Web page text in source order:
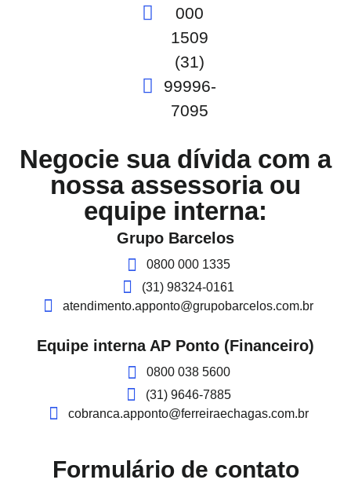
000
1509
(31)
99996-
7095
Negocie sua dívida com a
nossa assessoria ou
equipe interna:
Grupo Barcelos
0800 000 1335
(31) 98324-0161
atendimento.apponto@grupobarcelos.com.br
Equipe interna AP Ponto (Financeiro)
0800 038 5600
(31) 9646-7885
cobranca.apponto@ferreiraechagas.com.br
Formulário de contato